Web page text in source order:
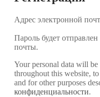
Адрес электронной
Пароль будет
почты.
Your personal data will
throughout this website,
and for other purposes
конфиденциальности.